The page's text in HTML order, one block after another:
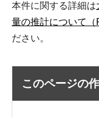
本件に関する詳細は
量の推計について（
ださい。
このページの